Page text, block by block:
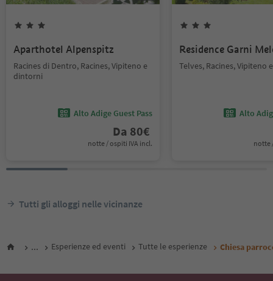
Aparthotel Alpenspitz
Racines di Dentro, Racines, Vipiteno e
dintorni
Alto Adige Guest Pass
Da 80€
notte / ospiti IVA incl.
Residence Garni
Telves, Racines, Vipiteno
Alto
notte
Tutti gli alloggi nelle vicinanze
... Esperienze ed eventi Tutte le esperienze Chiesa